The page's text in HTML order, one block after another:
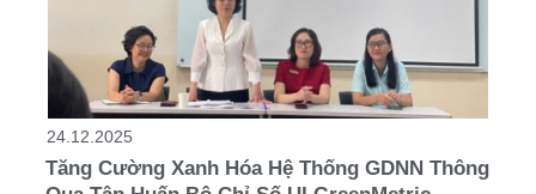
24.12.2025
Tăng Cường Xanh Hóa Hệ Thống GDNN Thông